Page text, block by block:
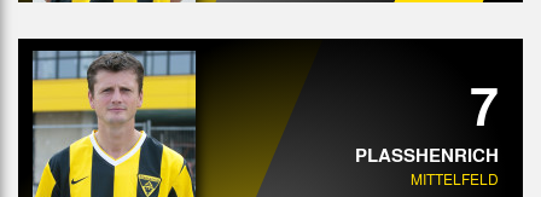
7
PLASSHENRICH
MITTELFELD